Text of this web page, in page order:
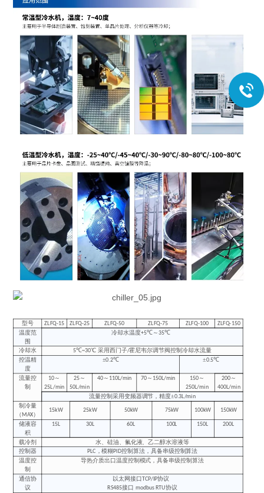
型号 ZLFQ-15 ZLFQ-25 ZLFQ-50 ZLFQ-75 ZLFQ-100 ZLFQ-150
温度范
围
冷却水温度+5℃～35℃
冷却水 5℃~30℃ 采用西门子/霍尼韦尔调节阀控制冷却水流量
控温精
度
±0.2℃ ±0.5℃
流量控
制
10 ～
25L/min
25 ～
50L/min
40 ～ 110L/min 70 ～ 150L/min 150 ～
250L/min
200 ～
400L/min
流量控制采用变频器调节，精度±0.3L/min
制冷量
（MAX）
15kW 25kW 50kW 75kW 100kW 150kW
储液容
积
15L 30L 60L 100L 150L 200L
载冷剂
水、硅油、氟化液、乙二醇水溶液等
控制器
PLC ，模糊PID控制算法，具备串级控制算法
温度控
制
导热介质出口温度控制模式，具备串级控制算法
通信协
议
以太网接口TCP/IP协议
RS485接口modbus RTU协议